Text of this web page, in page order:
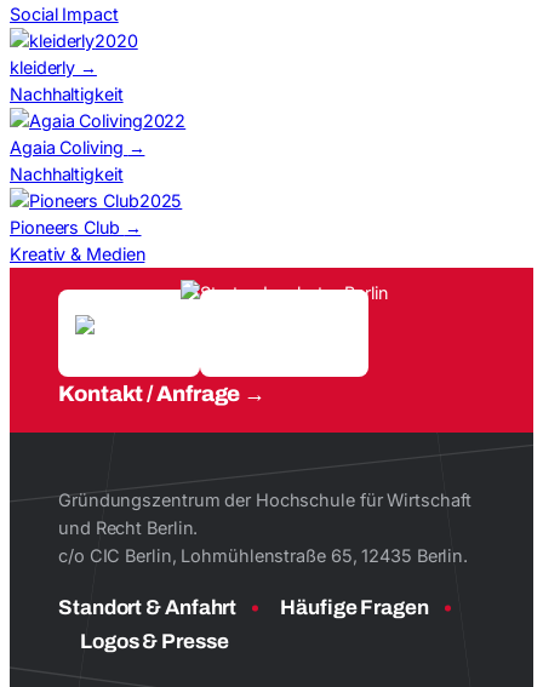
Social Impact
2020
kleiderly →
Nachhaltigkeit
2022
Agaia Coliving →
Nachhaltigkeit
2025
Pioneers Club →
Kreativ & Medien
Kontakt / Anfrage
Gründungszentrum der Hochschule für Wirtschaft
und Recht Berlin.
c/o CIC Berlin, Lohmühlenstraße 65, 12435 Berlin.
Standort & Anfahrt
Häufige Fragen
Logos & Presse